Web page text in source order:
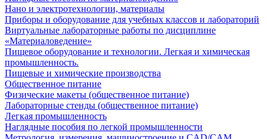
Нано и электротехнологии, материалы
Приборы и оборудование для учебных классов и лабораторий
Виртуальные лабораторные работы по дисциплине
«Материаловедение»
Пищевое оборудование и технологии. Легкая и химическая
промышленность.
Пищевые и химические производства
Общественное питание
Физические макеты (общественное питание)
Лабораторные стенды (общественное питание)
Легкая промышленность
Наглядные пособия по легкой промышленности